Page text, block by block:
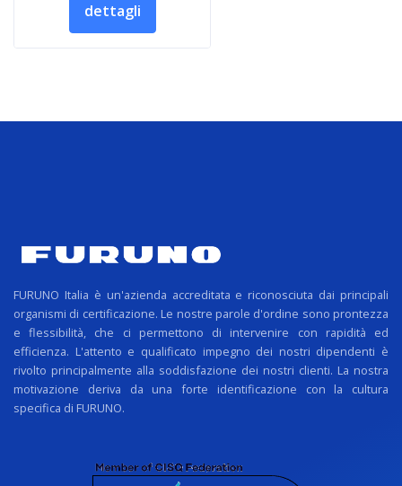
dettagli
FURUNO Italia è un'azienda accreditata e riconosciuta dai principali
organismi di certificazione. Le nostre parole d'ordine sono prontezza
e flessibilità, che ci permettono di intervenire con rapidità ed
efficienza. L'attento e qualificato impegno dei nostri dipendenti è
rivolto principalmente alla soddisfazione dei nostri clienti. La nostra
motivazione deriva da una forte identificazione con la cultura
specifica di FURUNO.